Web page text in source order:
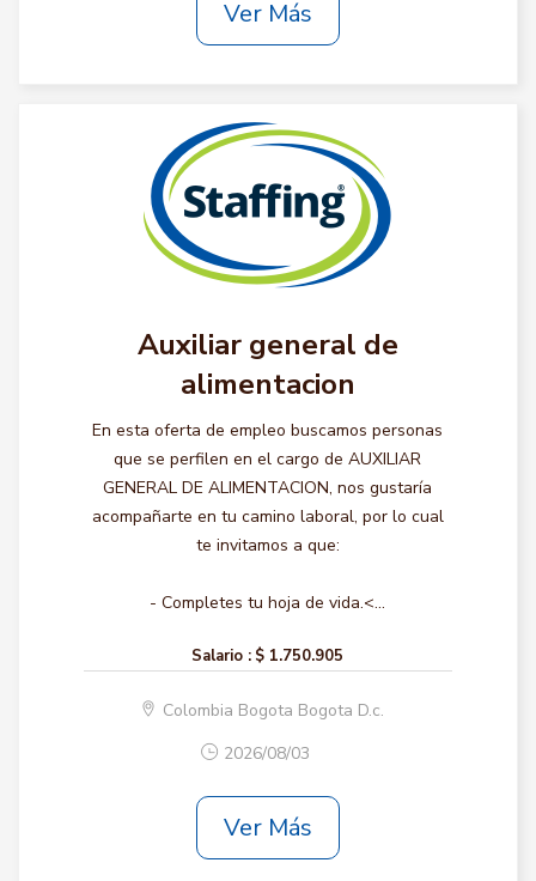
Ver Más
Auxiliar general de
alimentacion
En esta oferta de empleo buscamos personas
que se perfilen en el cargo de AUXILIAR
GENERAL DE ALIMENTACION, nos gustaría
acompañarte en tu camino laboral, por lo cual
te invitamos a que:
- Completes tu hoja de vida.<...
Salario : $ 1.750.905
Colombia Bogota Bogota D.c.
2026/08/03
Ver Más